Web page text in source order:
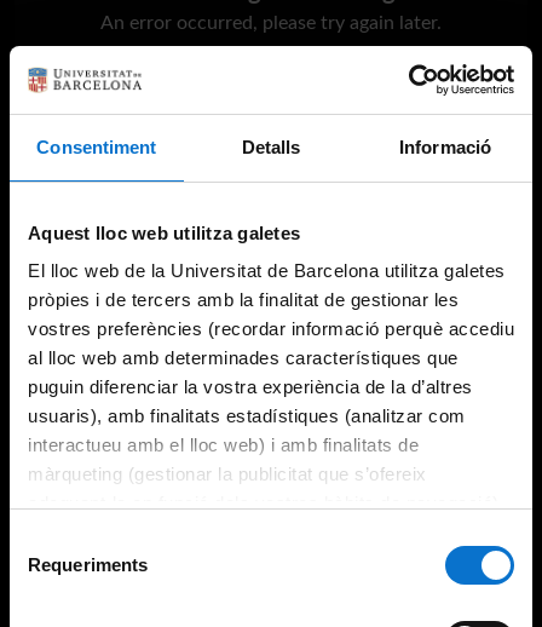
Consentiment Detalls Informació
Aquest lloc web utilitza galetes
El lloc web de la Universitat de Barcelona utilitza galetes
pròpies i de tercers amb la finalitat de gestionar les
vostres preferències (recordar informació perquè accediu
al lloc web amb determinades característiques que
puguin diferenciar la vostra experiència de la d’altres
usuaris), amb finalitats estadístiques (analitzar com
interactueu amb el lloc web) i amb finalitats de
màrqueting (gestionar la publicitat que s’ofereix
consultar laPolítica de galetes del lloc web de la
Requeriments
An error occurred, please try again later.